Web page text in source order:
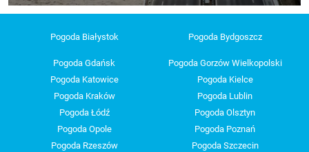
Pogoda Białystok Pogoda Bydgoszcz
Pogoda Gdańsk
Pogoda Gorzów Wielkopolski
Pogoda Katowice
Pogoda Kielce
Pogoda Kraków
Pogoda Lublin
Pogoda Łódź
Pogoda Olsztyn
Pogoda Opole
Pogoda Poznań
Pogoda Rzeszów
Pogoda Szczecin